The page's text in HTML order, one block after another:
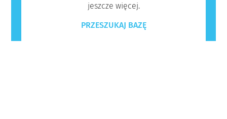
jeszcze więcej.
PRZESZUKAJ BAZĘ